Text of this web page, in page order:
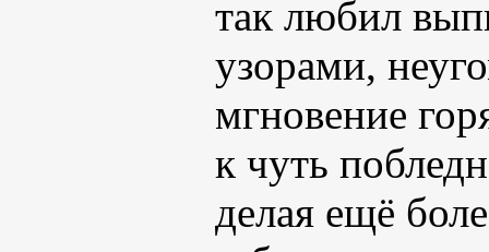
так любил
узорами,
мгновение
к чуть
делая ещё